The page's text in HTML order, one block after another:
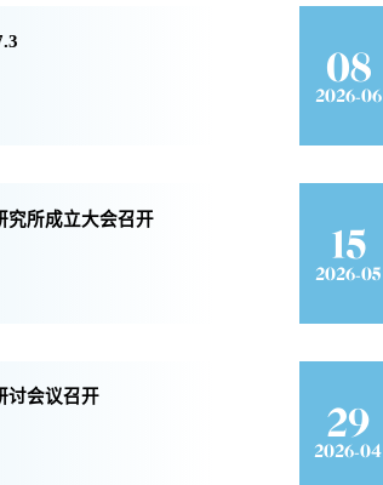
08
2026-06
究所成立大会召开
15
2026-05
讨会议召开
29
2026-04